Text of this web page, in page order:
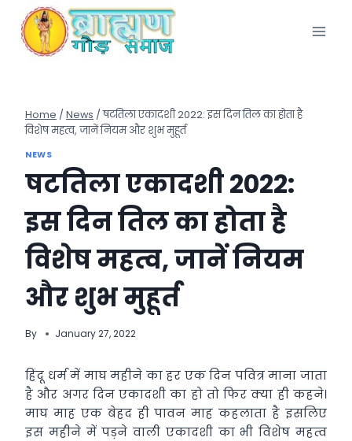
content
Home / News / षटतिला एकादशी 2022: इस दिन तिल का होता है
विशेष महत्व, जानें नियम और शुभ मुहूर्त
NEWS
षटतिला एकादशी 2022:
इस दिन तिल का होता है
विशेष महत्व, जानें नियम
और शुभ मुहूर्त
By January 27, 2022
हिंदू धर्म में माघ महीने का हर एक दिन पवित्र माना जाता
है और अगर दिन एकादशी का हो तो फिर क्या ही कहने।
माघ माह एक बेहद ही पावन माह कहलाता है इसलिए
इस महीने में पड़ने वाली एकादशी का भी विशेष महत्व